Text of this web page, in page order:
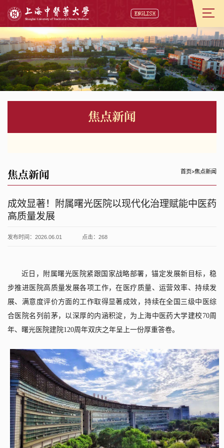
焦点新闻
焦点新闻 首页>焦点新闻
成效显著！附属曙光医院以现代化治理赋能中医药
高质量发展
发布时间：2026.06.01 点击： 268
近日，附属曙光医院紧跟国家战略部署，锚定发展新目标，稳
步推进医院高质量发展各项工作，在医疗质量、运营效率、持续发
展、满意度评价方面的工作取得显著成效，持续在全国三级中医综
合医院名列前茅，以深厚的内涵积淀，为上海中医药大学建校70周
年、曙光医院建院120周年双庆之年呈上一份厚重答卷。